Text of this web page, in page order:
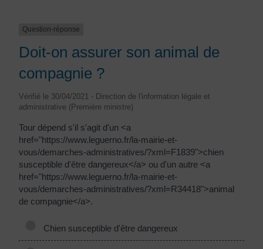
Question-réponse
Doit-on assurer son animal de
compagnie ?
Vérifié le 30/04/2021 - Direction de l'information légale et
administrative (Première ministre)
Tour dépend s'il s'agit d'un <a
href="https://www.leguerno.fr/la-mairie-et-
vous/demarches-administratives/?xml=F1839">chien
susceptible d'être dangereux</a> ou d'un autre <a
href="https://www.leguerno.fr/la-mairie-et-
vous/demarches-administratives/?xml=R34418">animal
de compagnie</a>.
Chien susceptible d'être dangereux